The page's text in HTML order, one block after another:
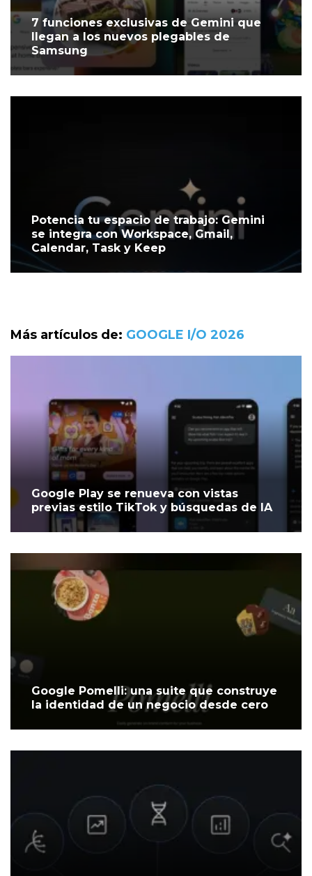
7 funciones exclusivas de Gemini que
llegan a los nuevos plegables de
Samsung
Potencia tu espacio de trabajo: Gemini
se integra con Workspace, Gmail,
Calendar, Task y Keep
Más artículos de: GOOGLE I/O 2026
Google Play se renueva con vistas
previas estilo TikTok y búsquedas de IA
Google Pomelli: una suite que construye
la identidad de un negocio desde cero